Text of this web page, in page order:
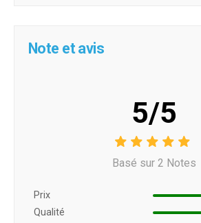
Note et avis
5/5
Basé sur 2 Notes
Prix ​​
Qualité